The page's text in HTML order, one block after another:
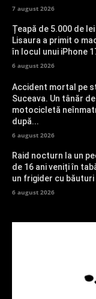
7 august 2026
Țeapă de 5.000 de
Lisaura a primit o
în locul unui iPhone
6 august 2026
Accident mortal pe
Suceava. Un tânăr
motocicletă
după...
6 august 2026
Raid nocturn la un
de 16 ani veniți în
un frigider cu băuturi
6 august 2026